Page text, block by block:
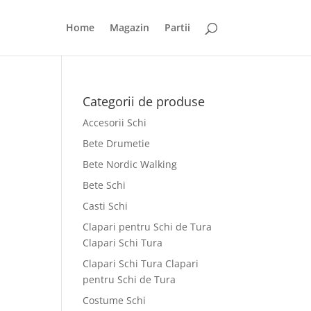
Home Magazin Partii
Categorii de produse
Accesorii Schi
Bete Drumetie
Bete Nordic Walking
Bete Schi
Casti Schi
Clapari pentru Schi de Tura
Clapari Schi Tura
Clapari Schi Tura Clapari
pentru Schi de Tura
Costume Schi